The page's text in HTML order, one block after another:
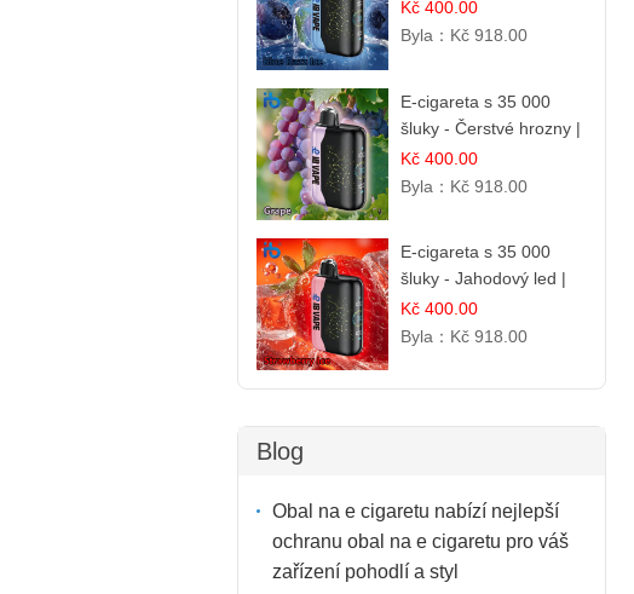
s 35 000 šluky | Ibvape
Kč 400.00
Byla： Kč 918.00
E-cigareta s 35 000
šluky - Čerstvé hrozny |
Osvěžující ovocná
příchuť
Kč 400.00
Byla： Kč 918.00
E-cigareta s 35 000
šluky - Jahodový led |
Chladivá fresh příchuť
Kč 400.00
Byla： Kč 918.00
Blog
Obal na e cigaretu nabízí nejlepší
ochranu obal na e cigaretu pro váš
zařízení pohodlí a styl